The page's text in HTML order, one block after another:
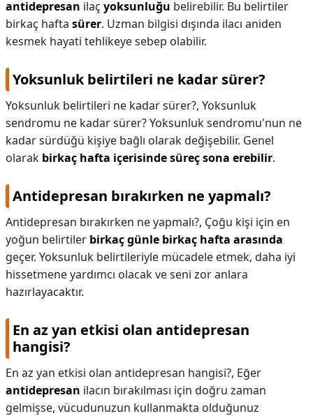
antidepresan ilaç yoksunluğu belirebilir. Bu belirtiler
birkaç hafta sürer. Uzman bilgisi dışında ilacı aniden
kesmek hayati tehlikeye sebep olabilir.
Yoksunluk belirtileri ne kadar sürer?
Yoksunluk belirtileri ne kadar sürer?, Yoksunluk
sendromu ne kadar sürer? Yoksunluk sendromu'nun ne
kadar sürdüğü kişiye bağlı olarak değişebilir. Genel
olarak birkaç hafta içerisinde süreç sona erebilir.
Antidepresan bırakırken ne yapmalı?
Antidepresan bırakırken ne yapmalı?, Çoğu kişi için en
yoğun belirtiler birkaç günle birkaç hafta arasında
geçer. Yoksunluk belirtileriyle mücadele etmek, daha iyi
hissetmene yardımcı olacak ve seni zor anlara
hazırlayacaktır.
En az yan etkisi olan antidepresan
hangisi?
En az yan etkisi olan antidepresan hangisi?, Eğer
antidepresan ilacın bırakılması için doğru zaman
gelmişse, vücudunuzun kullanmakta olduğunuz